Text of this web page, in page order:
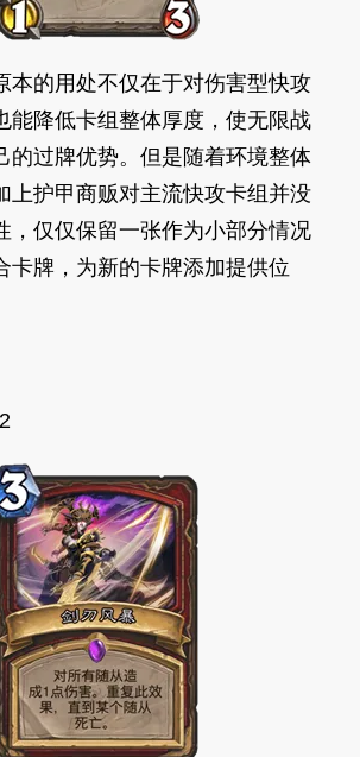
本的用处不仅在于对伤害型快攻
能降低卡组整体厚度，使无限战
的过牌优势。但是随着环境整体
上护甲商贩对主流快攻卡组并没
，仅仅保留一张作为小部分情况
卡牌，为新的卡牌添加提供位